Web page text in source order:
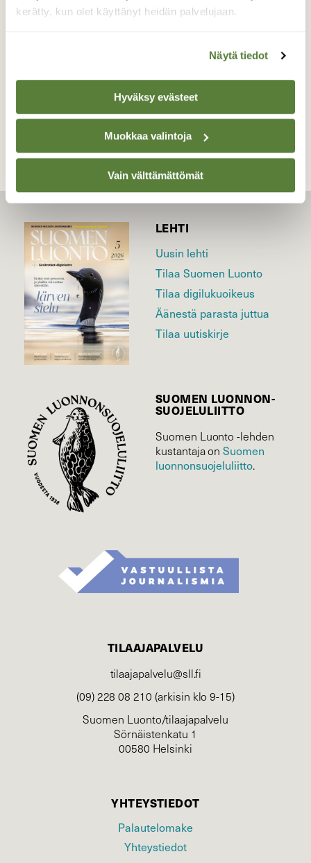
kerätty, kun olet käyttänyt heidän palvelujaan.
Näytä tiedot
Hyväksy evästeet
Muokkaa valintoja
Vain välttämättömät
Mikä syö hiiriä loukusta?
LEHTI
Uusin lehti
Tilaa Suomen Luonto
Tilaa digilukuoikeus
Äänestä parasta juttua
Tilaa uutiskirje
SUOMEN LUONNON­
SUOJELU­LIITTO
Suomen Luonto -lehden
kustantaja onSuomen
luonnonsuojelu­liitto.
TILAAJAPALVELU
tilaajapalvelu@sll.fi
(09) 228 08 210 (arkisin klo 9-15)
Suomen Luonto/tilaajapalvelu
Sörnäistenkatu 1
00580 Helsinki
YHTEYSTIEDOT
Palautelomake
Yhteystiedot